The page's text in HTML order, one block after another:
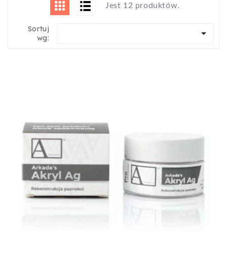
Jest 12 produktów.
Sortuj
wg:
